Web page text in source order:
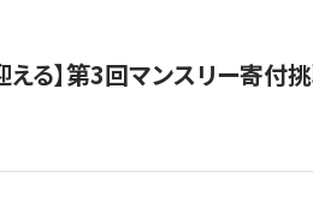
る】​​第3回マンスリー寄付